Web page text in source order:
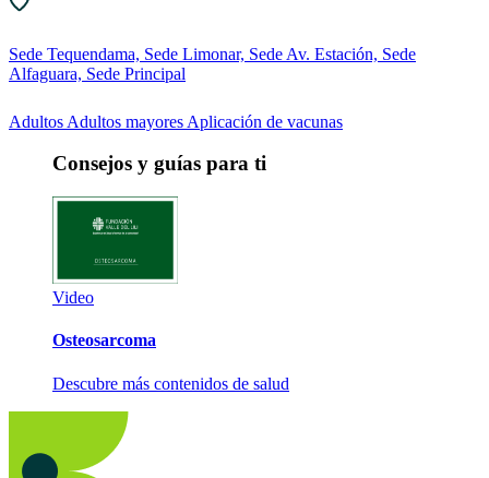
Sede Tequendama, Sede Limonar, Sede Av. Estación, Sede
Alfaguara, Sede Principal
Adultos Adultos mayores Aplicación de vacunas
Consejos y guías para ti
Video
Osteosarcoma
Descubre más contenidos de salud